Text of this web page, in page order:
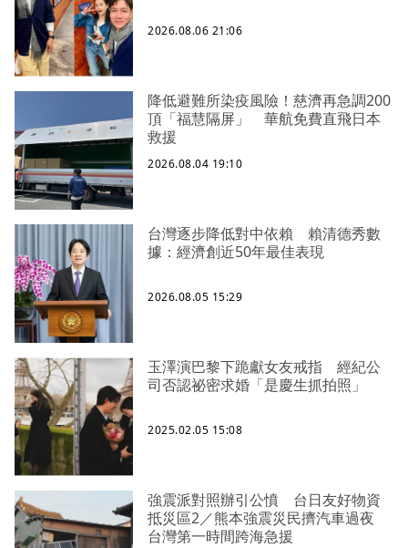
2026.08.06 21:06
降低避難所染疫風險！慈濟再急調200
頂「福慧隔屏」 華航免費直飛日本
救援
2026.08.04 19:10
台灣逐步降低對中依賴 賴清德秀數
據：經濟創近50年最佳表現
2026.08.05 15:29
玉澤演巴黎下跪獻女友戒指 經紀公
司否認祕密求婚「是慶生抓拍照」
2025.02.05 15:08
強震派對照辦引公憤 台日友好物資
抵災區2／熊本強震災民擠汽車過夜
台灣第一時間跨海急援